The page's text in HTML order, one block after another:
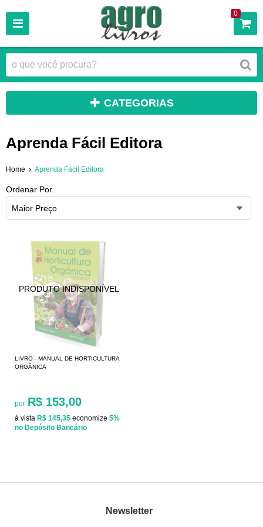
0
CATEGORIAS
Aprenda Fácil Editora
Home Aprenda Fácil Editora
Ordenar Por
Maior Preço
LIVRO - MANUAL DE HORTICULTURA
ORGÂNICA
por R$ 153,00
à vista R$ 145,35 economize 5%
no Depósito Bancário
Newsletter